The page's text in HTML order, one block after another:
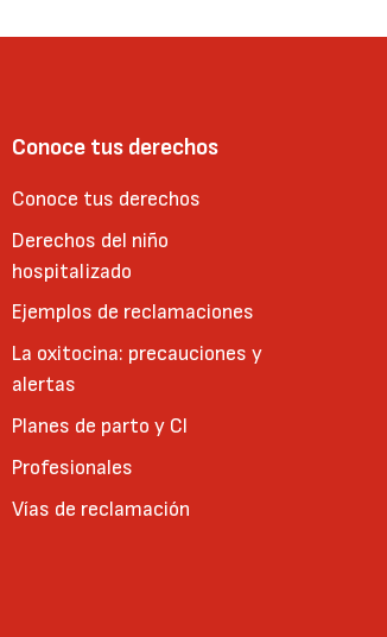
Conoce tus derechos
Conoce tus derechos
Derechos del niño
hospitalizado
Ejemplos de reclamaciones
La oxitocina: precauciones y
alertas
Planes de parto y CI
Profesionales
Vías de reclamación